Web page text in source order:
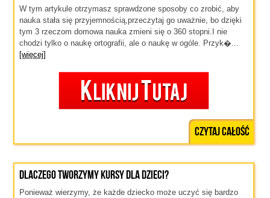
W tym artykule otrzymasz sprawdzone sposoby co zrobić, aby
nauka stała się przyjemnością,przeczytaj go uważnie, bo dzięki
tym 3 rzeczom domowa nauka zmieni się o 360 stopni.I nie
chodzi tylko o naukę ortografii, ale o naukę w ogóle. Przyk�...
[więcej]
Czytaj całość
Dlaczego tworzymy kursy dla dzieci?
Ponieważ wierzymy, że każde dziecko może uczyć się bardzo